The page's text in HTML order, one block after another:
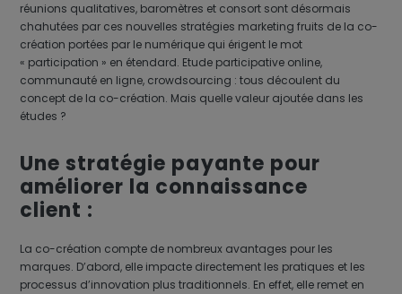
réunions qualitatives, baromètres et consort sont désormais
chahutées par ces nouvelles stratégies marketing fruits de la co-
création portées par le numérique qui érigent le mot
« participation » en étendard. Etude participative online,
communauté en ligne, crowdsourcing : tous découlent du
concept de la co-création. Mais quelle valeur ajoutée dans les
études ?
Une stratégie payante pour
améliorer la connaissance
client :
La co-création compte de nombreux avantages pour les
marques. D’abord, elle impacte directement les pratiques et les
processus d’innovation plus traditionnels. En effet, elle remet en